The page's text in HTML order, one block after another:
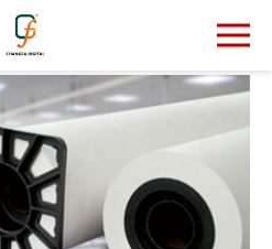
- Giấy thăng hoa